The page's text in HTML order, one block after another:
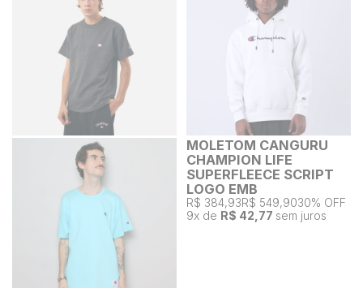
MOLETOM CANGURU
CHAMPION LIFE
SUPERFLEECE SCRIPT
LOGO EMB
R$ 384,93R$ 549,9030% OFF
9x de R$ 42,77 sem juros